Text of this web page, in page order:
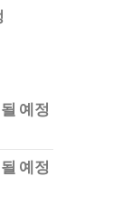
예정
예정